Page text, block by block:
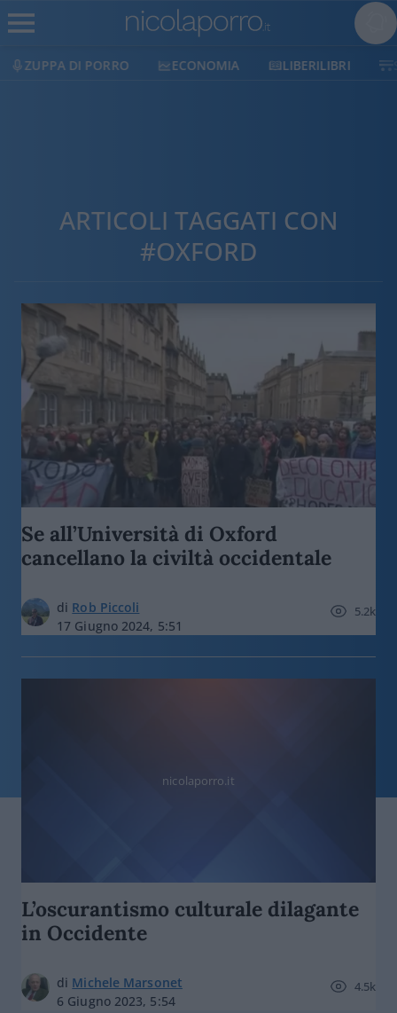
ZUPPA DI PORRO ECONOMIA LIBERILIBRI
ARTICOLI TAGGATI CON
#OXFORD
Se all’Università di Oxford
cancellano la civiltà occidentale
di Rob Piccoli
17 Giugno 2024, 5:51
5.2k
nicolaporro.it
L’oscurantismo culturale dilagante
in Occidente
di Michele Marsonet
6 Giugno 2023, 5:54
4.5k